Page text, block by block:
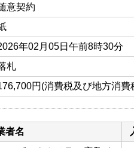
意契約
年02月05日午前8時30分
札
円(消費税及び地方消費
者名